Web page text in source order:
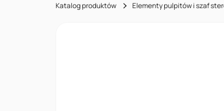
Katalog produktów Elementy pulpitów i szaf